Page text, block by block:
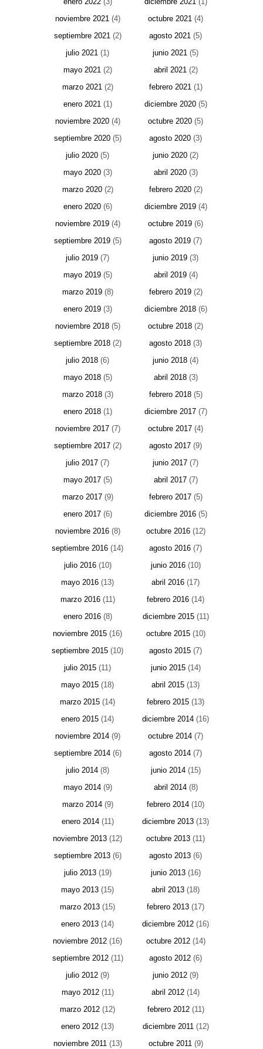
noviembre 2021(4) octubre 2021 (4)
septiembre 2021(2) agosto 2021 (5)
julio 2021 (1) junio 2021 (5)
mayo 2021(2) abril 2021(2)
marzo 2021(2) febrero 2021(1)
enero 2021(1) diciembre 2020(5)
noviembre 2020(4) octubre 2020 (5)
septiembre 2020(5) agosto 2020 (3)
julio 2020 (5) junio 2020 (2)
mayo 2020(3) abril 2020(3)
marzo 2020(2) febrero 2020(2)
enero 2020(6) diciembre 2019(4)
noviembre 2019(4) octubre 2019 (6)
septiembre 2019(5) agosto 2019 (7)
julio 2019 (7) junio 2019 (3)
mayo 2019(5) abril 2019(4)
marzo 2019(8) febrero 2019(2)
enero 2019(3) diciembre 2018(6)
noviembre 2018(5) octubre 2018 (2)
septiembre 2018(2) agosto 2018 (3)
julio 2018 (6) junio 2018 (4)
mayo 2018(5) abril 2018(3)
marzo 2018(3) febrero 2018(5)
enero 2018(1) diciembre 2017(7)
noviembre 2017(7) octubre 2017 (4)
septiembre 2017(2) agosto 2017 (9)
julio 2017 (7) junio 2017 (7)
mayo 2017(5) abril 2017(7)
marzo 2017(9) febrero 2017(5)
enero 2017(6) diciembre 2016(5)
noviembre 2016(8) octubre 2016(12)
septiembre 2016 (14) agosto 2016 (7)
julio 2016(10) junio 2016(10)
mayo 2016 (13) abril 2016 (17)
marzo 2016(11) febrero 2016 (14)
enero 2016(8) diciembre 2015(11)
noviembre 2015 (16) octubre 2015(10)
septiembre 2015 (10) agosto 2015 (7)
julio 2015 (11) junio 2015(14)
mayo 2015 (18) abril 2015 (13)
marzo 2015 (14) febrero 2015 (13)
enero 2015 (14) diciembre 2014 (16)
noviembre 2014(9) octubre 2014 (7)
septiembre 2014(6) agosto 2014 (7)
julio 2014 (8) junio 2014(15)
mayo 2014(9) abril 2014(8)
marzo 2014(9) febrero 2014 (10)
enero 2014(11) diciembre 2013 (13)
noviembre 2013 (12) octubre 2013 (11)
septiembre 2013(6) agosto 2013 (6)
julio 2013(19) junio 2013(16)
mayo 2013 (15) abril 2013 (18)
marzo 2013 (15) febrero 2013 (17)
enero 2013 (14) diciembre 2012 (16)
noviembre 2012 (16) octubre 2012(14)
septiembre 2012(11) agosto 2012 (6)
julio 2012 (9) junio 2012 (9)
mayo 2012(11) abril 2012 (14)
marzo 2012 (12) febrero 2012(11)
enero 2012 (13) diciembre 2011(12)
noviembre 2011(13) octubre 2011(9)